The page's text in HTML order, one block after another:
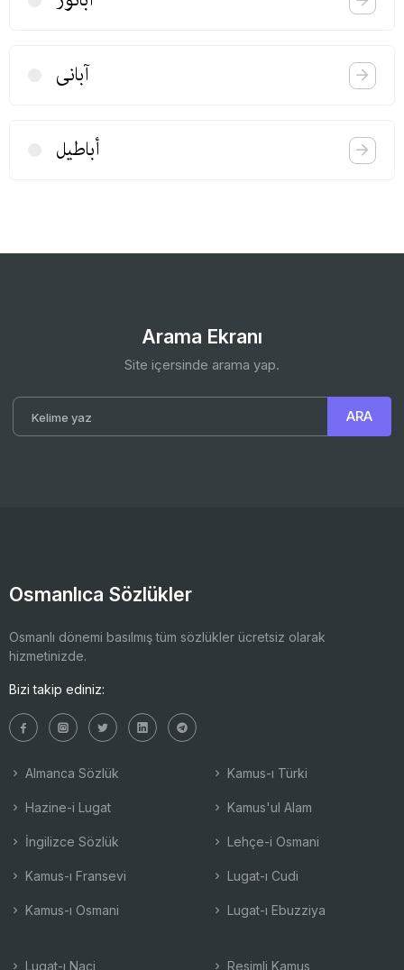
آبانی
أباطیل
Arama Ekranı
Site içersinde arama yap.
Osmanlıca Sözlükler
Osmanlı dönemi basılmış tüm sözlükler ücretsiz olarak
hizmetinizde.
Bizi takip ediniz:
Almanca Sözlük
Hazine-i Lugat
İngilizce Sözlük
Kamus-ı Fransevi
Kamus-ı Osmani
Kamus-ı Türki
Kamus'ul Alam
Lehçe-i Osmani
Lugat-ı Cudi
Lugat-ı Ebuzziya
Lugat-ı Naci Resimli Kamus